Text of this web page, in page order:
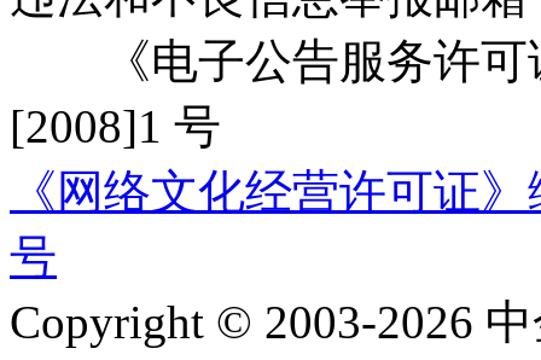
《电子公告服务许可
[2008]1 号
《网络文化经营许可证
号
Copyright © 2003-2026